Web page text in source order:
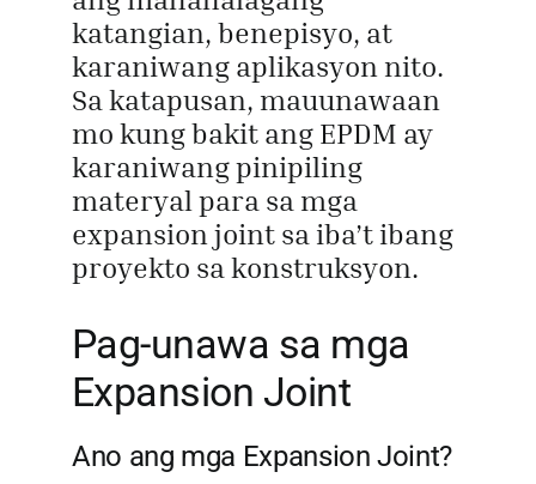
katangian, benepisyo, at
karaniwang aplikasyon nito.
Sa katapusan, mauunawaan
mo kung bakit ang EPDM ay
karaniwang pinipiling
materyal para sa mga
expansion joint sa iba’t ibang
proyekto sa konstruksyon.
Pag-unawa sa mga
Expansion Joint
Ano ang mga Expansion Joint?